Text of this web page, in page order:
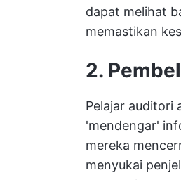
dapat melihat
memastikan
2.
Pelajar auditori
'mendengar'
mereka
menyukai